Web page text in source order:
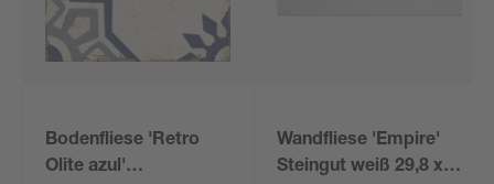
Bodenfliese 'Retro
Olite azul'
Wandfliese 'Empire'
Steingut weiß 29,8 x